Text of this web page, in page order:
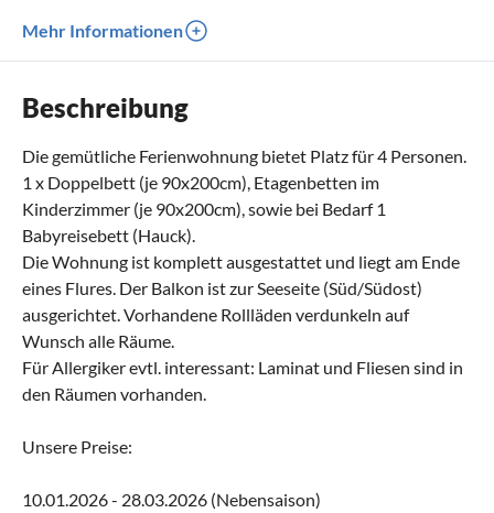
Mehr Informationen
Beschreibung
Die gemütliche Ferienwohnung bietet Platz für 4 Personen.
1 x Doppelbett (je 90x200cm), Etagenbetten im
Kinderzimmer (je 90x200cm), sowie bei Bedarf 1
Babyreisebett (Hauck).
Die Wohnung ist komplett ausgestattet und liegt am Ende
eines Flures. Der Balkon ist zur Seeseite (Süd/Südost)
ausgerichtet. Vorhandene Rollläden verdunkeln auf
Wunsch alle Räume.
Für Allergiker evtl. interessant: Laminat und Fliesen sind in
den Räumen vorhanden.
Unsere Preise:
10.01.2026 - 28.03.2026 (Nebensaison)